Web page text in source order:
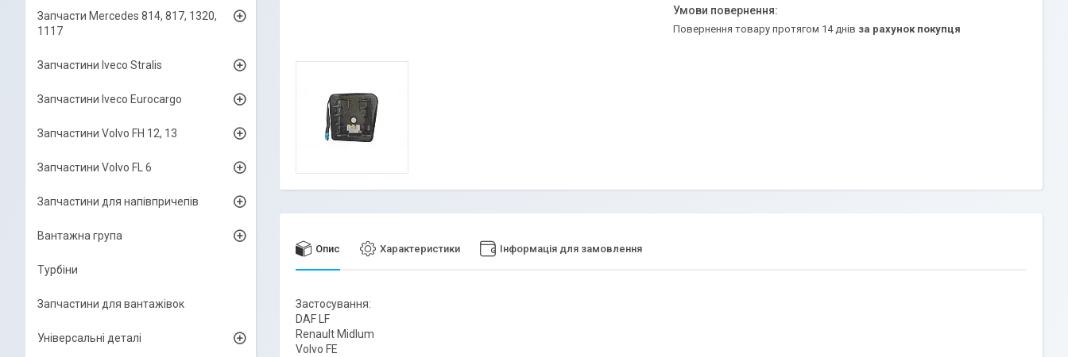
повернення товару протягом 14 днів за рахунок покупця
Опис Характеристики Інформація для замовлення
Застосування:
DAF LF
Renault Midlum
Volvo FE
Запчасти Mercedes 814, 817, 1320,
1117
Запчастини Iveco Stralis
Запчастини Iveco Eurocargo
Запчастини Volvo FH 12, 13
Запчастини Volvo FL 6
Запчастини для напівпричепів
Вантажна група
Турбіни
Запчастини для вантажівок
Універсальні деталі